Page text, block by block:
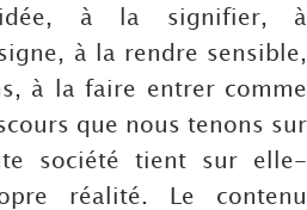
idée, à la signifier, à
à la rendre sensible,
à la faire entrer comme
que nous tenons sur
société tient sur elle-
réalité. Le contenu